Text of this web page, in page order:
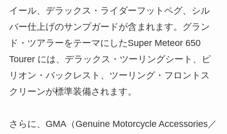
イール、デラックス・ライダーフットペグ、シル
バー仕上げのサンプガードが含まれます。グラン
ド・ツアラーをテーマにしたSuper Meteor 650
Tourer には、デラックス・ツーリングシート、ピ
リオン・バックレスト、ツーリング・フロントス
クリーンが標準装備されます。
さらに、GMA（Genuine Motorcycle Accessories／